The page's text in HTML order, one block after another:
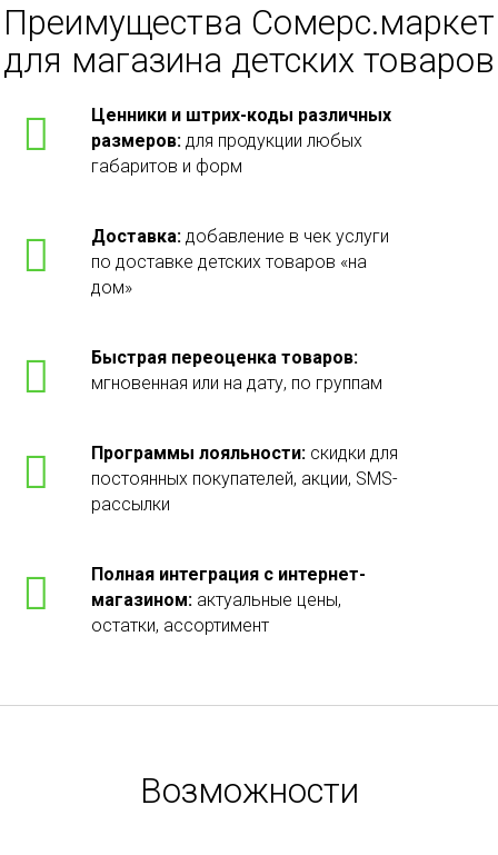
Преимущества Сомерс.маркет
для магазина детских товаров
Ценники и штрих-коды различных
размеров: для продукции любых
габаритов и форм
Доставка: добавление в чек услуги
по доставке детских товаров «на
дом»
Быстрая переоценка товаров:
мгновенная или на дату, по группам
Программы лояльности: скидки для
постоянных покупателей, акции, SMS-
рассылки
Полная интеграция с интернет-
магазином: актуальные цены,
остатки, ассортимент
Возможности